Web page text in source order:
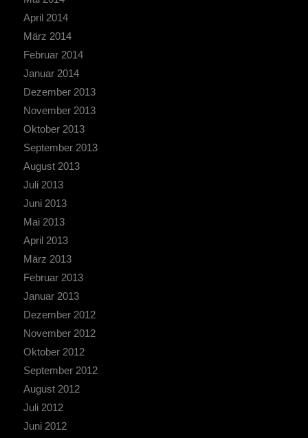
April 2014
März 2014
Februar 2014
Januar 2014
Dezember 2013
November 2013
Oktober 2013
September 2013
August 2013
Juli 2013
Juni 2013
Mai 2013
April 2013
März 2013
Februar 2013
Januar 2013
Dezember 2012
November 2012
Oktober 2012
September 2012
August 2012
Juli 2012
Juni 2012